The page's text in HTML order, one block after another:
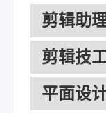
剪辑助
剪辑技
平面设